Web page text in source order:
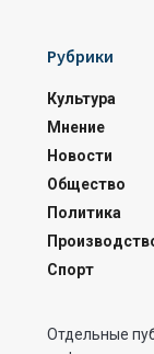
Рубрики
Культура
Мнение
Новости
Общество
Политика
Спорт
Отдельные